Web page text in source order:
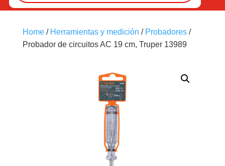
Home/ Herramientas y medición / Probadores/
Probador de circuitos AC 19 cm, Truper 13989